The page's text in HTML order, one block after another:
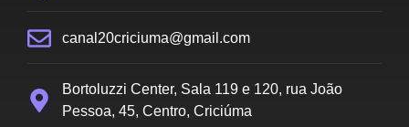
canal20criciuma@gmail.com
Bortoluzzi Center, Sala 119 e 120, rua João
Pessoa, 45, Centro, Criciúma